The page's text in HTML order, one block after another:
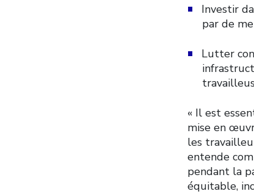
Investir
par de
Lutter
« Il est
mise en
les
entende
pendant la
équitable,